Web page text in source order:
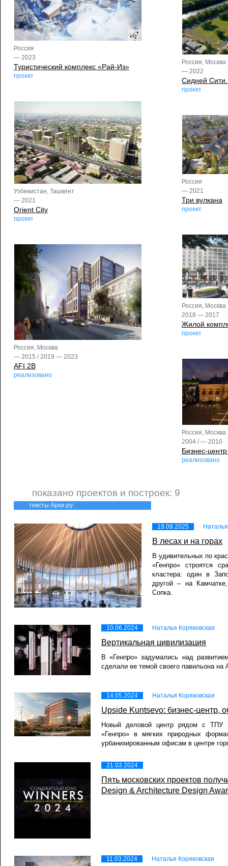
Россия
— 2023
Туристический комплекс «Рай-Из»
проект
Россия, Москва
— 2022
Сидней
проект
Узбекистан, Ташкент
— 2021
Orient City
проект
Россия
— 2021
Три вулкана
проект
Россия, Москва
2018 — 2017
Жилой
проект
Россия, Москва
— 2015 / 2019 — 2023
AFI 2B
реализовано
Россия, Москва
2004 / — 2010
Бизнес-
реализовано
показано проектов и построек: 9
тексты Архи.ру:
19.09.2025
В лесах и на горах
В удивительных по
«Генпро» строятся
кластера: один в
другой – на
Сопка.
10.06.2024 Наталья Коряковская
Вертикальная цивилизация
В «Генпро» задумались над
сделали ее темой своего павильона
14.05.2024 Наталья Коряковская
​Upside Kuntsevo: бизнес-центр,
Новый деловой центр рядом с ТПУ
«Генпро» в мягких природных
урбанизированным офисам в центре
21.03.2024
​Пять московских проектов
Design & Architecture Design
11.03.2024 Наталья Коряковская